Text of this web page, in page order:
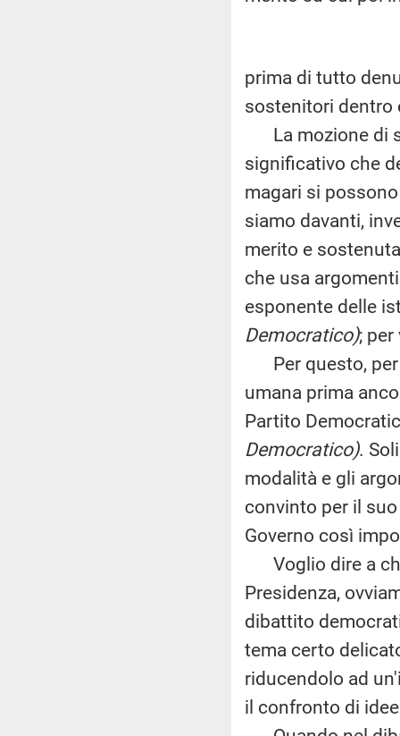
prima di tutto
sostenitori dentro
La mozione di
significativo che
magari si
siamo davanti,
merito e
che usa
esponente delle
Democratico);
Per questo, per
umana prima
Partito
Democratico).
modalità e gli
convinto per il
Governo così
Voglio dire a
Presidenza,
dibattito
tema certo
riducendolo ad
il confronto di